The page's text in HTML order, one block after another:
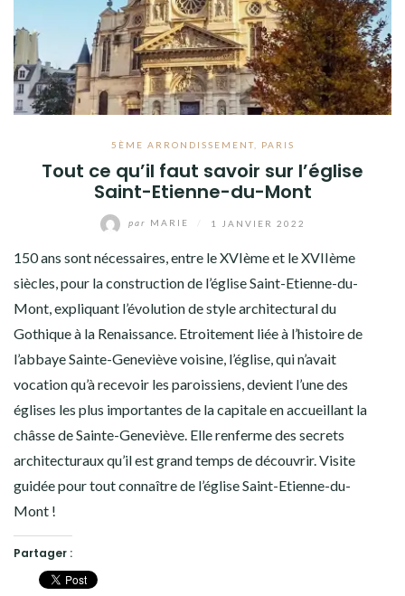
5ÈME ARRONDISSEMENT, PARIS
Tout ce qu’il faut savoir sur l’église
Saint-Etienne-du-Mont
par MARIE 1 JANVIER 2022
150 ans sont nécessaires, entre le XVIème et le XVIIème
siècles, pour la construction de l’église Saint-Etienne-du-
Mont, expliquant l’évolution de style architectural du
Gothique à la Renaissance. Etroitement liée à l’histoire de
l’abbaye Sainte-Geneviève voisine, l’église, qui n’avait
vocation qu’à recevoir les paroissiens, devient l’une des
églises les plus importantes de la capitale en accueillant la
châsse de Sainte-Geneviève. Elle renferme des secrets
architecturaux qu’il est grand temps de découvrir. Visite
guidée pour tout connaître de l’église Saint-Etienne-du-
Mont !
Partager :